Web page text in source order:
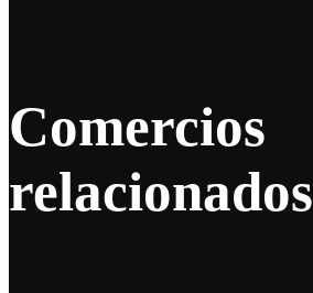
Comercios
relacionados